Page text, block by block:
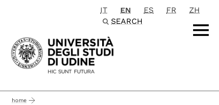
Passa al contenuto principale
IT EN ES FR
ZH
SEARCH
home